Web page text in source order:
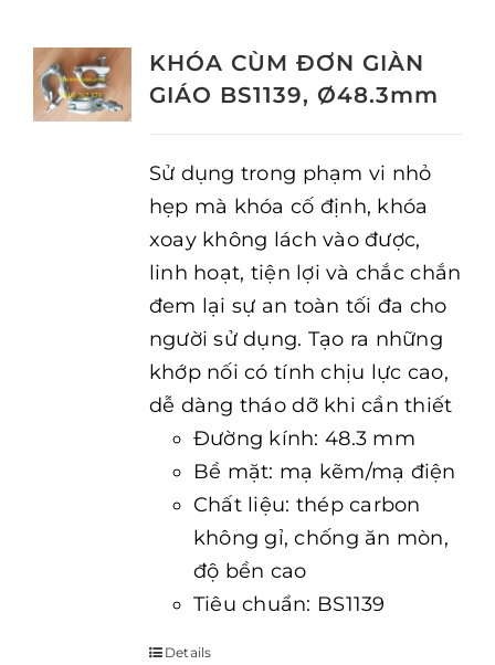
KHÓA CÙM ĐƠN GIÀN
GIÁO BS1139, Ø48.3mm
Sử dụng trong phạm vi nhỏ
hẹp mà khóa cố định, khóa
xoay không lách vào được,
linh hoạt, tiện lợi và chắc chắn
đem lại sự an toàn tối đa cho
người sử dụng. Tạo ra những
khớp nối có tính chịu lực cao,
dễ dàng tháo dỡ khi cần thiết
Đường kính: 48.3 mm
Bề mặt: mạ kẽm/mạ điện
Chất liệu: thép carbon
không gỉ, chống ăn mòn,
độ bền cao
Tiêu chuẩn: BS1139
Details